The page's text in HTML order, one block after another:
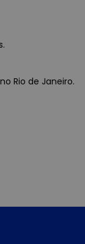
Rio de Janeiro.